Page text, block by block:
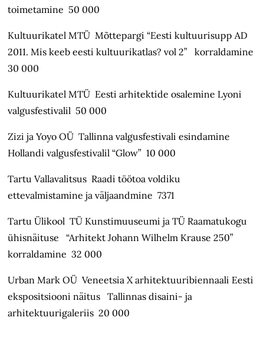
toimetamine 50 000
Kultuurikatel MTÜ Mõttepargi “Eesti kultuurisupp AD
2011. Mis keeb eesti kultuurikatlas? vol 2” korraldamine
30 000
Kultuurikatel MTÜ Eesti arhitektide osalemine Lyoni
valgusfestivalil 50 000
Zizi ja Yoyo OÜ Tallinna valgusfestivali esindamine
Hollandi valgusfestivalil “Glow” 10 000
Tartu Vallavalitsus Raadi töötoa voldiku
ettevalmistamine ja väljaandmine 7371
Tartu Ülikool TÜ Kunstimuuseumi ja TÜ Raamatukogu
ühisnäituse “Arhitekt Johann Wilhelm Krause 250”
korraldamine 32 000
Urban Mark OÜ Veneetsia X arhitektuuribiennaali Eesti
ekspositsiooni näitus Tallinnas disaini- ja
arhitektuurigaleriis 20 000